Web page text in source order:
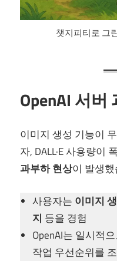
챗지피티로 그
OpenAI 서버
이미지 생성 기능이
자, DALL·E 사용량이
과부하 현상이 발생
사용자는 이미지
지 등을 경험
OpenAI는 일시적
작업 우선순위를